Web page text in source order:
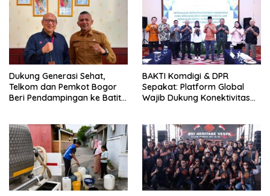
Dukung Generasi Sehat,
Telkom dan Pemkot Bogor
Beri Pendampingan ke Batita
BAKTI Komdigi & DPR
Sepakat: Platform Global
Wajib Dukung Konektivitas